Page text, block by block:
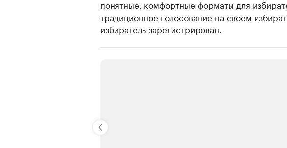
понятные, комфортные форматы для
традиционное голосование на своем
избиратель зарегистрирован.